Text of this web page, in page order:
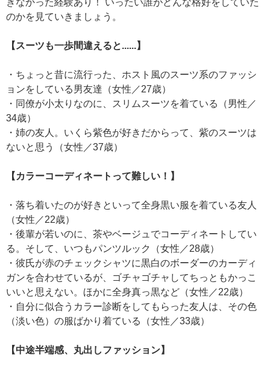
きなかった経験あり！ いったい誰がどんな格好をしていた
のかを見ていきましょう。
【スーツも一歩間違えると......】
・ちょっと昔に流行った、ホスト風のスーツ系のファッシ
ョンをしている男友達（女性／27歳）
・同僚が小太りなのに、スリムスーツを着ている（男性／
34歳）
・姉の友人。いくら紫色が好きだからって、紫のスーツは
ないと思う（女性／37歳）
【カラーコーディネートって難しい！】
・落ち着いたのが好きといって全身黒い服を着ている友人
（女性／22歳）
・後輩が若いのに、茶やベージュでコーディネートしてい
る。そして、いつもパンツルック（女性／28歳）
・彼氏が赤のチェックシャツに黒白のボーダーのカーディ
ガンを合わせているが、ゴチャゴチャしてちっともかっこ
いいと思えない。ほかに全身真っ黒など（女性／22歳）
・自分に似合うカラー診断をしてもらった友人は、その色
（淡い色）の服ばかり着ている（女性／33歳）
【中途半端感、丸出しファッション】